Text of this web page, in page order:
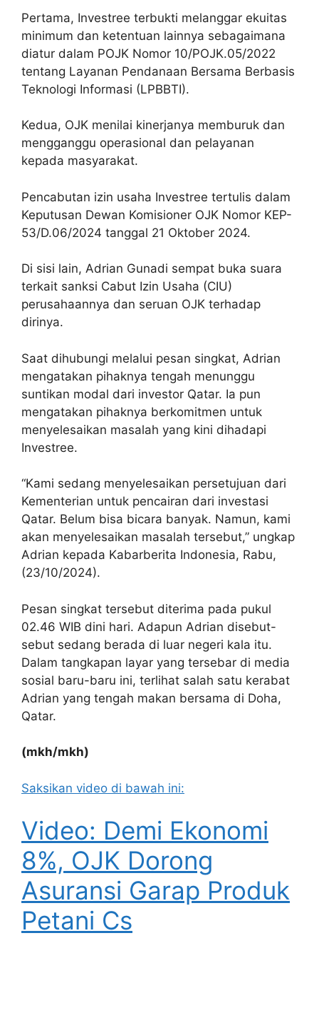
Pertama, Investree terbukti melanggar ekuitas
minimum dan ketentuan lainnya sebagaimana
diatur dalam POJK Nomor 10/POJK.05/2022
tentang Layanan Pendanaan Bersama Berbasis
Teknologi Informasi (LPBBTI).
Kedua, OJK menilai kinerjanya memburuk dan
mengganggu operasional dan pelayanan
kepada masyarakat.
Pencabutan izin usaha Investree tertulis dalam
Keputusan Dewan Komisioner OJK Nomor KEP-
53/D.06/2024 tanggal 21 Oktober 2024.
Di sisi lain, Adrian Gunadi sempat buka suara
terkait sanksi Cabut Izin Usaha (CIU)
perusahaannya dan seruan OJK terhadap
dirinya.
Saat dihubungi melalui pesan singkat, Adrian
mengatakan pihaknya tengah menunggu
suntikan modal dari investor Qatar. Ia pun
mengatakan pihaknya berkomitmen untuk
menyelesaikan masalah yang kini dihadapi
Investree.
“Kami sedang menyelesaikan persetujuan dari
Kementerian untuk pencairan dari investasi
Qatar. Belum bisa bicara banyak. Namun, kami
akan menyelesaikan masalah tersebut,” ungkap
Adrian kepada Kabarberita Indonesia, Rabu,
(23/10/2024).
Pesan singkat tersebut diterima pada pukul
02.46 WIB dini hari. Adapun Adrian disebut-
sebut sedang berada di luar negeri kala itu.
Dalam tangkapan layar yang tersebar di media
sosial baru-baru ini, terlihat salah satu kerabat
Adrian yang tengah makan bersama di Doha,
Qatar.
(mkh/mkh)
Saksikan video di bawah ini:
Video: Demi Ekonomi
8%, OJK Dorong
Asuransi Garap Produk
Petani Cs